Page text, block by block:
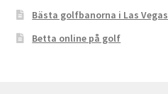
Bästa golfbanorna i Las Vegas
Betta online på golf